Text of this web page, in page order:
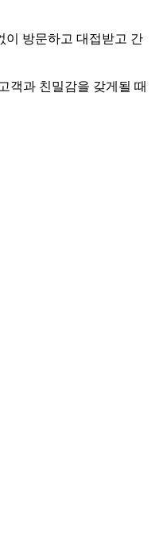
이 방문하고 대접받고 간
객과 친밀감을 갖게될 때